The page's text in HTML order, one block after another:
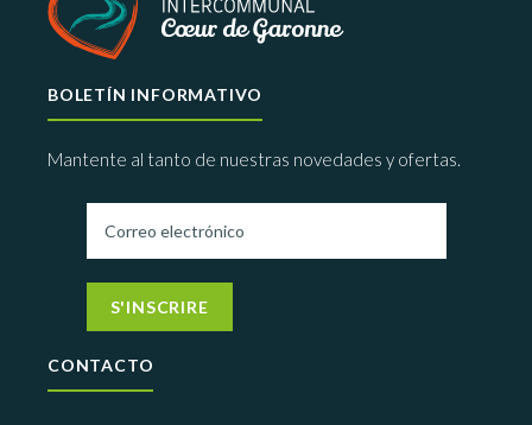
BOLETÍN INFORMATIVO
Mantente al tanto de nuestras novedades y ofertas.
S'INSCRIRE
CONTACTO